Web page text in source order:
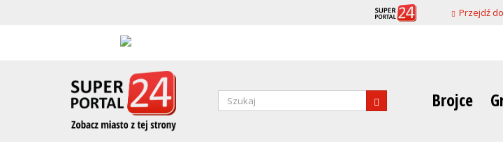
Przejdź
Brojce
Formularz